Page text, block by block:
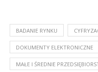
BADANIE RYNKU
DOKUMENTY ELEKTRONICZNE
MAŁE I ŚREDNIE